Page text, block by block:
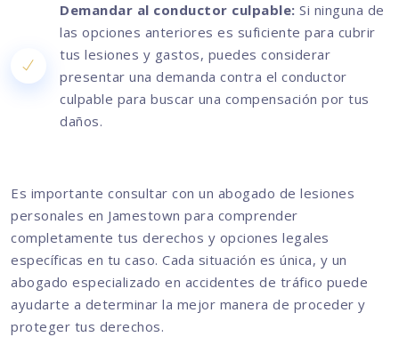
Demandar al conductor culpable: Si ninguna de
las opciones anteriores es suficiente para cubrir
tus lesiones y gastos, puedes considerar
presentar una demanda contra el conductor
culpable para buscar una compensación por tus
daños.
Es importante consultar con un abogado de lesiones
personales en Jamestown para comprender
completamente tus derechos y opciones legales
específicas en tu caso. Cada situación es única, y un
abogado especializado en accidentes de tráfico puede
ayudarte a determinar la mejor manera de proceder y
proteger tus derechos.